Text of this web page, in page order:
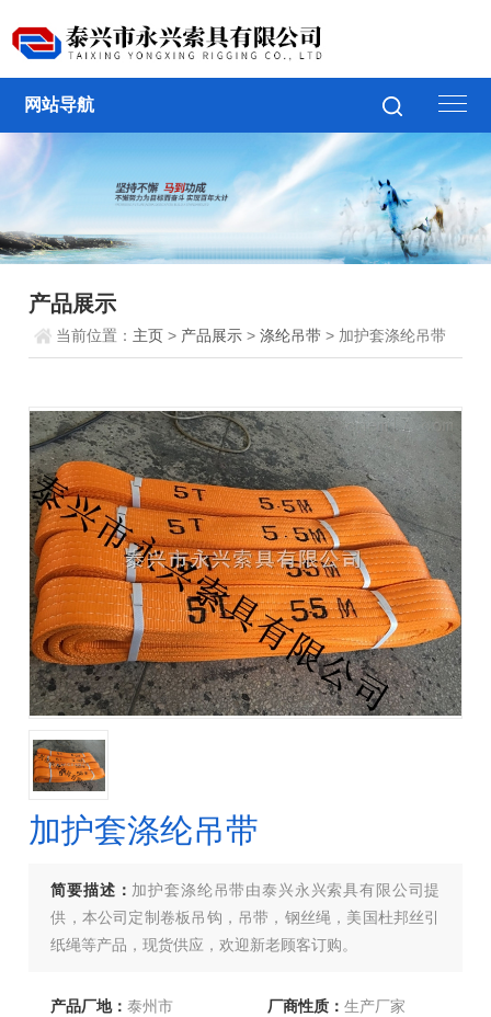
网站导航
产品展示
当前位置： 主页 > 产品展示 >涤纶吊带 > 加护套涤纶吊带
加护套涤纶吊带
简要描述： 加护套涤纶吊带由泰兴永兴索具有限公司提
供，本公司定制卷板吊钩，吊带，钢丝绳，美国杜邦丝引
纸绳等产品，现货供应，欢迎新老顾客订购。
产品厂地：泰州市 厂商性质： 生产厂家